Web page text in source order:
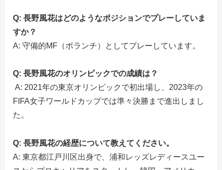
Q: 長野風花はどのようなポジションでプレーしていま
すか？
A: 守備的MF（ボランチ）としてプレーしています。
Q: 長野風花のオリンピックでの成績は？
A: 2021年の東京オリンピックで初出場し、2023年の
FIFA女子ワールドカップでは準々決勝まで進出しまし
た。
Q: 長野風花の経歴について教えてください。
A: 東京都江戸川区出身で、浦和レッズレディースユー